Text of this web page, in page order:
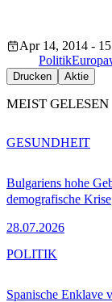
Apr 14, 2014 -
Politik
Drucken Aktie
MEIST GELESEN
Bulgariens hohe
demografische Krise
28.07.2026
GESUNDHEIT
Spanische Enklave
POLITIK